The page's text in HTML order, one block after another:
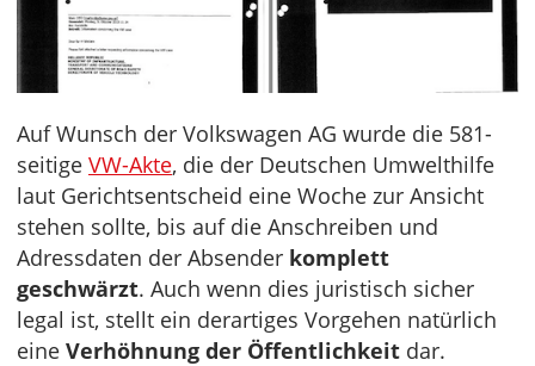
Auf Wunsch der Volkswagen AG wurde die 581-
seitige VW-Akte, die der Deutschen Umwelthilfe
laut Gerichtsentscheid eine Woche zur Ansicht
stehen sollte, bis auf die Anschreiben und
Adressdaten der Absender komplett
geschwärzt. Auch wenn dies juristisch sicher
legal ist, stellt ein derartiges Vorgehen natürlich
eine Verhöhnung der Öffentlichkeit dar.